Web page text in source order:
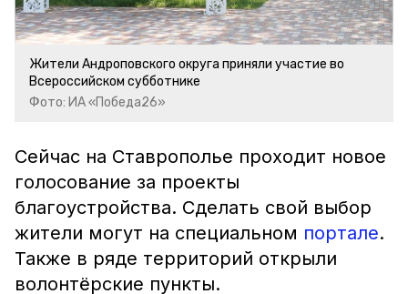
Жители Андроповского округа приняли участие во
Всероссийском субботнике
Фото: ИА «Победа26»
Сейчас на Ставрополье проходит новое
голосование за проекты
благоустройства. Сделать свой выбор
жители могут на специальном портале.
Также в ряде территорий открыли
волонтёрские пункты.